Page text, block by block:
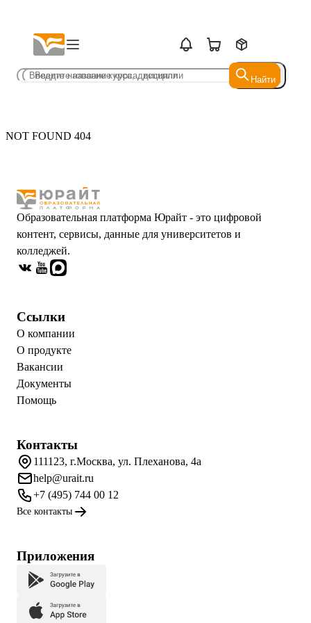
Найти
Найти
NOT FOUND 404
Образовательная платформа Юрайт - это цифровой
контент, сервисы, данные для университетов и
колледжей.
Ссылки
О компании
О продукте
Вакансии
Документы
Помощь
Контакты
111123, г.Москва, ул. Плеханова, 4а
help@urait.ru
+7 (495) 744 00 12
Все контакты
Приложения